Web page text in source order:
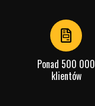
Ponad 500 000
klientów